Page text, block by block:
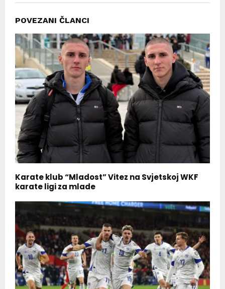
POVEZANI ČLANCI
Karate klub “Mladost” Vitez na Svjetskoj WKF
karate ligi za mlade